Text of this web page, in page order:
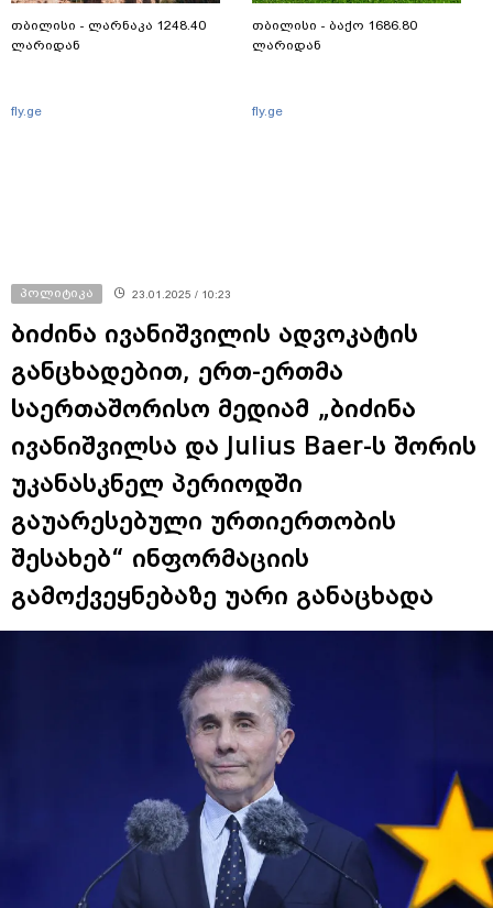
თბილისი - ლარნაკა 1248.40
ლარიდან
fly.ge
თბილისი - ბაქო 1686.80
ლარიდან
fly.ge
პოლიტიკა 23.01.2025 / 10:23
ბიძინა ივანიშვილის ადვოკატის
განცხადებით, ერთ-ერთმა
საერთაშორისო მედიამ „ბიძინა
ივანიშვილსა და Julius Baer-ს შორის
უკანასკნელ პერიოდში
გაუარესებული ურთიერთობის
შესახებ“ ინფორმაციის
გამოქვეყნებაზე უარი განაცხადა